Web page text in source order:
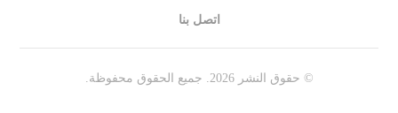
اتصل بنا
© حقوق النشر 2026. جميع الحقوق محفوظة.